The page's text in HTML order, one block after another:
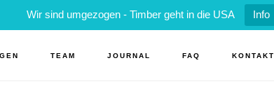
Wir sind umgezogen - Timber geht in die USA Info
TEAM JOURNAL FAQ KONTAKT